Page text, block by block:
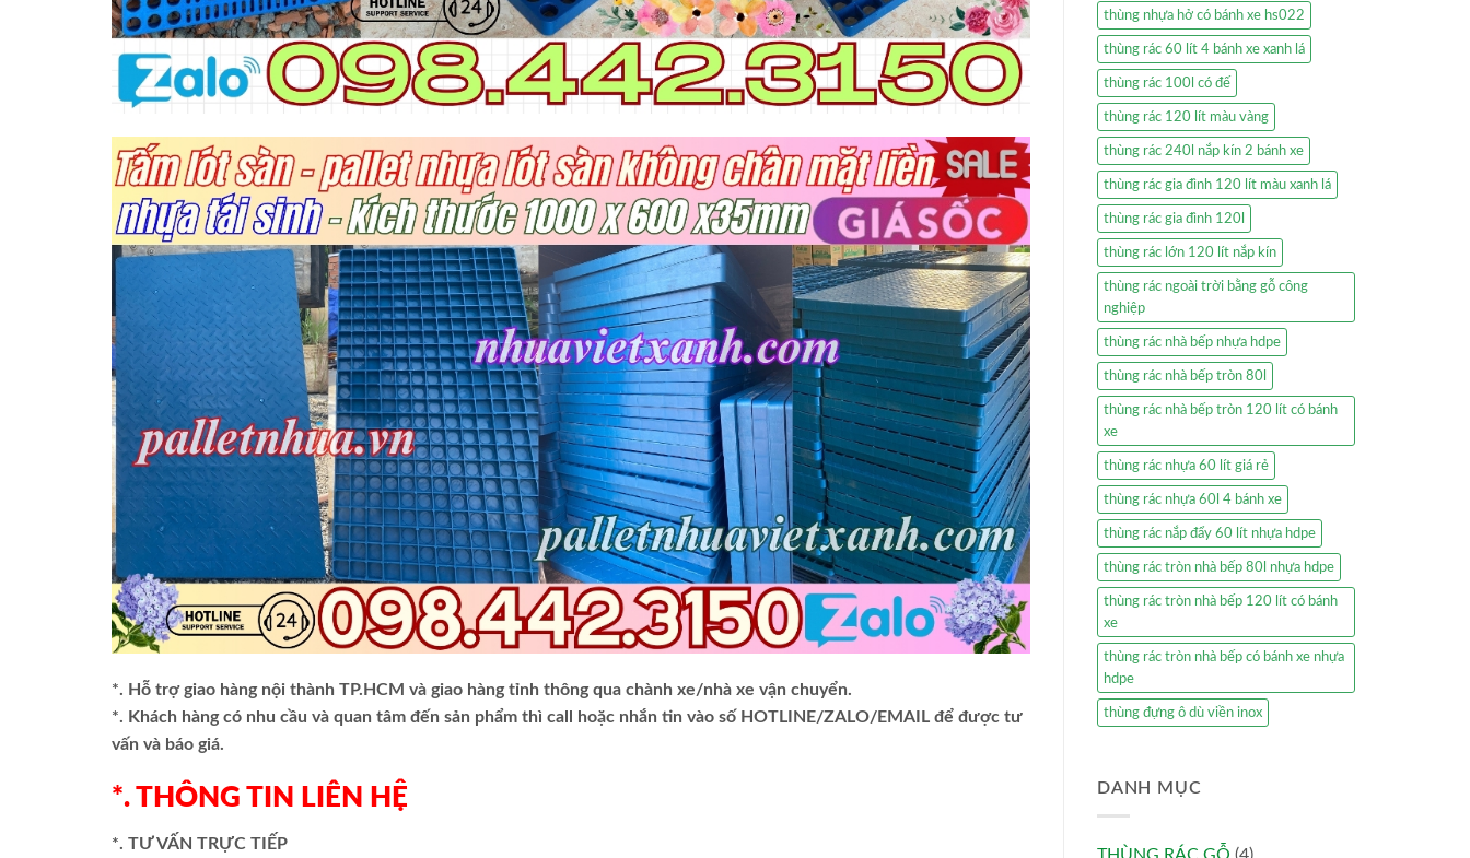
*. Hỗ trợ giao hàng nội thành TP.HCM và giao hàng tỉnh thông qua chành xe/nhà xe vận chuyển.
*. Khách hàng có nhu cầu và quan tâm đến sản phẩm thì call hoặc nhắn tin vào số HOTLINE/ZALO/EMAIL để được tư
vấn và báo giá.
*. THÔNG TIN LIÊN HỆ
*. TƯ VẤN TRỰC TIẾP
thùng nhựa hở có bánh xe hs022
thùng rác 60 lít 4 bánh xe xanh lá
thùng rác 100l có đế
thùng rác 120 lít màu vàng
thùng rác 240l nắp kín 2 bánh xe
thùng rác gia đình 120 lít màu xanh lá
thùng rác gia đình 120l
thùng rác lớn 120 lít nắp kín
thùng rác ngoài trời bằng gỗ công
nghiệp
thùng rác nhà bếp nhựa hdpe
thùng rác nhà bếp tròn 80l
thùng rác nhà bếp tròn 120 lít có bánh
xe
thùng rác nhựa 60 lít giá rẻ
thùng rác nhựa 60l 4 bánh xe
thùng rác nắp đẩy 60 lít nhựa hdpe
thùng rác tròn nhà bếp 80l nhựa hdpe
thùng rác tròn nhà bếp 120 lít có bánh
xe
thùng rác tròn nhà bếp có bánh xe nhựa
hdpe
thùng đựng ô dù viền inox
DANH MỤC
THÙNG RÁC GỖ (4)